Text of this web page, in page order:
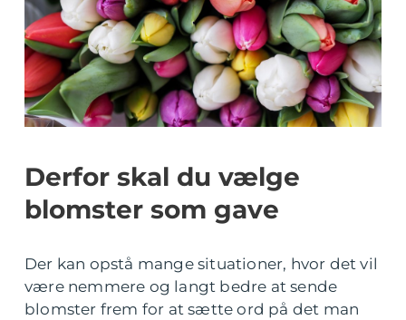
Derfor skal du vælge
blomster som gave
Der kan opstå mange situationer, hvor det vil
være nemmere og langt bedre at sende
blomster frem for at sætte ord på det man